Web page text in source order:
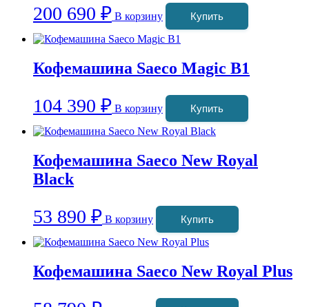
200 690 ₽ В корзину Купить
Кофемашина Saeco Magic B1
104 390 ₽ В корзину Купить
Кофемашина Saeco New Royal
Black
53 890 ₽ В корзину Купить
Кофемашина Saeco New Royal Plus